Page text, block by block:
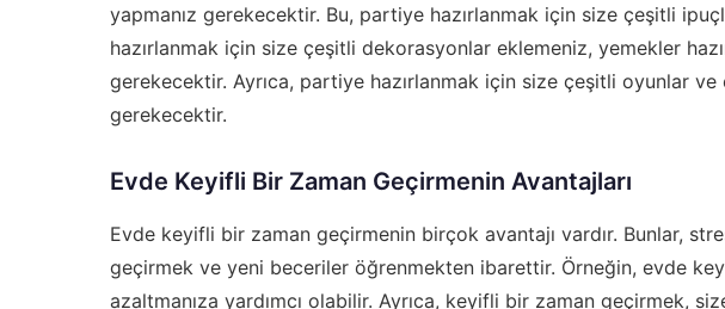
yapmanız gerekecektir. Bu, partiye hazırlanmak için size çeşitli
hazırlanmak için size çeşitli dekorasyonlar eklemeniz, yemekler
gerekecektir. Ayrıca, partiye hazırlanmak için size çeşitli oyunlar ve
gerekecektir.
Evde Keyifli Bir Zaman Geçirmenin Avantajları
Evde keyifli bir zaman geçirmenin birçok avantajı vardır. Bunlar,
geçirmek ve yeni beceriler öğrenmekten ibarettir. Örneğin, evde
azaltmanıza yardımcı olabilir. Ayrıca, keyifli bir zaman geçirmek,